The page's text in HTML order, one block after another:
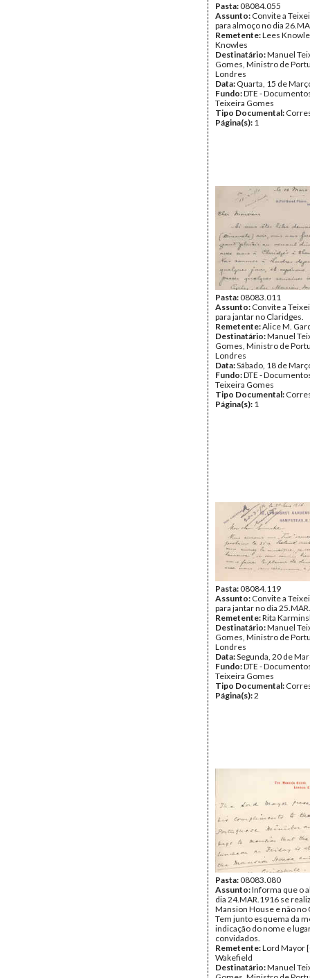
Pasta:08084.055
Assunto: Convite a
para almoço no dia
Remetente:Lees
Knowles
Destinatário:Manuel
Gomes, Ministro de
Londres
Data: Quarta, 15 de
Fundo:DTE -
Teixeira Gomes
Tipo Documental:
Página(s): 1
Pasta:08083.011
Assunto: Convite a
para jantar no Claridges.
Remetente:Alice M.
Destinatário:Manuel
Gomes, Ministro de
Londres
Data:Sábado, 18 de
Fundo:DTE -
Teixeira Gomes
Tipo Documental:
Página(s): 1
Pasta:08084.119
Assunto: Convite a
para jantar no dia
Remetente:Rita
Destinatário:Manuel
Gomes, Ministro de
Londres
Data:Segunda, 20 de
Fundo:DTE -
Teixeira Gomes
Tipo Documental:
Página(s):2
Pasta:08083.080
Assunto:Informa que o
dia 24.MAR.1916 se
Mansion House e não no
Tem junto esquema da
indicação do nome e
convidados.
Remetente:Lord Mayor
Wakefield
Destinatário:Manuel